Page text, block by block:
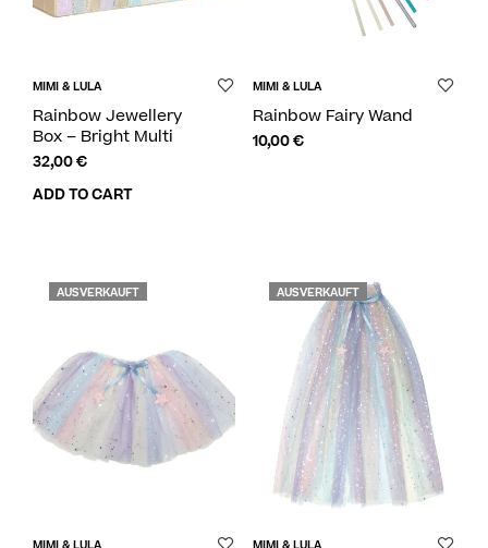
MIMI & LULA
Rainbow Jewellery
Box – Bright Multi
32,00€
ADD TO CART
MIMI & LULA
Rainbow Fairy Wand
10,00€
AUSVERKAUFT AUSVERKAUFT